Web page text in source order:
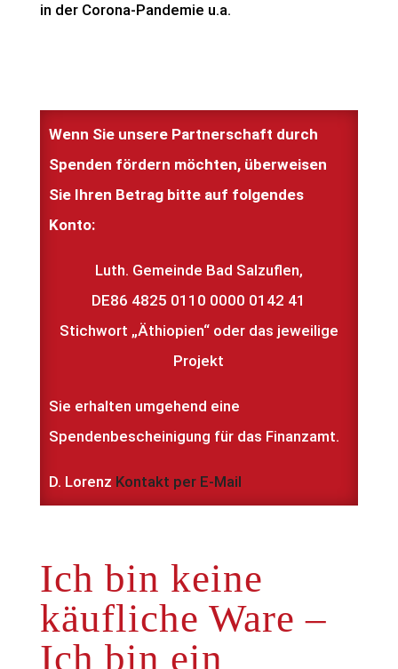
in der Corona-Pandemie u.a.
Wenn Sie unsere Partnerschaft durch
Spenden fördern möchten, überweisen
Sie Ihren Betrag bitte auf folgendes
Konto:
Luth. Gemeinde Bad Salzuflen,
DE86 4825 0110 0000 0142 41
Stichwort „Äthiopien“ oder das jeweilige
Projekt
Sie erhalten umgehend eine
Spendenbescheinigung für das Finanzamt.
D. Lorenz Kontakt per E-Mail
Ich bin keine
käufliche Ware –
Ich bin ein